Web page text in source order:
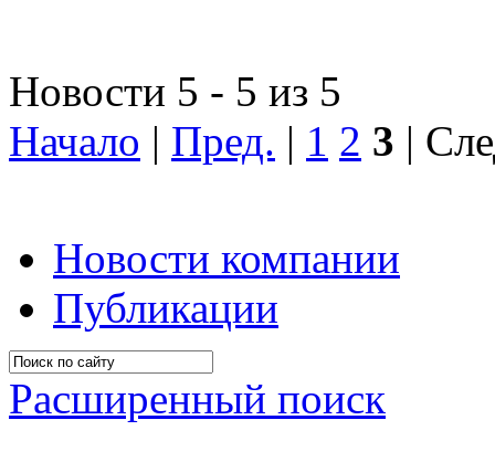
Новости 5 - 5 из 5
Начало | Пред. | 1 2 3 |
Новости компании
Публикации
Расширенный поиск